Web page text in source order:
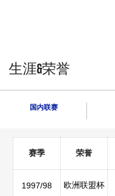
生涯&荣誉
国内联赛
赛季 荣誉
1997/98 欧洲联盟杯